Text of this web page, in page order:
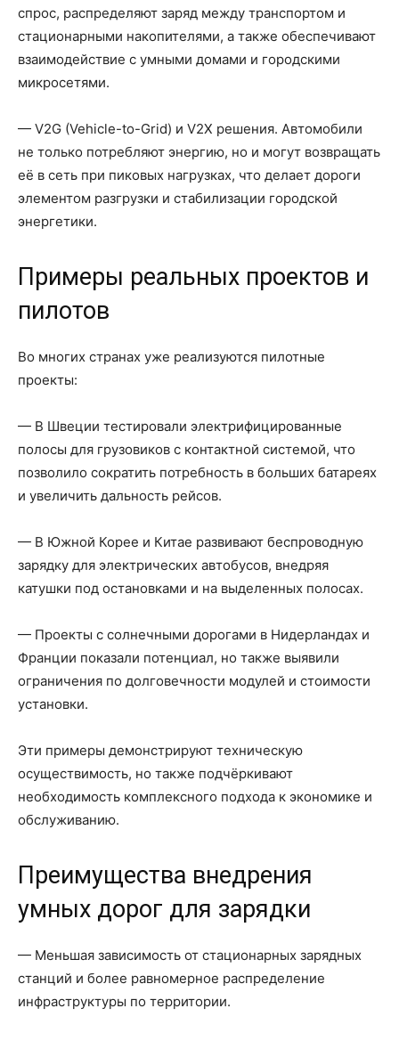
спрос, распределяют заряд между транспортом и
стационарными накопителями, а также обеспечивают
взаимодействие с умными домами и городскими
микросетями.
— V2G (Vehicle-to-Grid) и V2X решения. Автомобили
не только потребляют энергию, но и могут возвращать
её в сеть при пиковых нагрузках, что делает дороги
элементом разгрузки и стабилизации городской
энергетики.
Примеры реальных проектов и
пилотов
Во многих странах уже реализуются пилотные
проекты:
— В Швеции тестировали электрифицированные
полосы для грузовиков с контактной системой, что
позволило сократить потребность в больших батареях
и увеличить дальность рейсов.
— В Южной Корее и Китае развивают беспроводную
зарядку для электрических автобусов, внедряя
катушки под остановками и на выделенных полосах.
— Проекты с солнечными дорогами в Нидерландах и
Франции показали потенциал, но также выявили
ограничения по долговечности модулей и стоимости
установки.
Эти примеры демонстрируют техническую
осуществимость, но также подчёркивают
необходимость комплексного подхода к экономике и
обслуживанию.
Преимущества внедрения
умных дорог для зарядки
— Меньшая зависимость от стационарных зарядных
станций и более равномерное распределение
инфраструктуры по территории.